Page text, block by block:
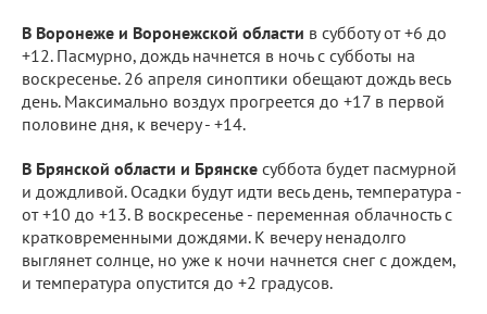
В Воронеже и Воронежской области в субботу от +6 до
+12. Пасмурно, дождь начнется в ночь с субботы на
воскресенье. 26 апреля синоптики обещают дождь весь
день. Максимально воздух прогреется до +17 в первой
половине дня, к вечеру - +14.
В Брянской области и Брянске суббота будет пасмурной
и дождливой. Осадки будут идти весь день, температура -
от +10 до +13. В воскресенье - переменная облачность с
кратковременными дождями. К вечеру ненадолго
выглянет солнце, но уже к ночи начнется снег с дождем,
и температура опустится до +2 градусов.